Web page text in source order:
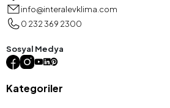
info@interalevklima.com
0 232 369 2300
Sosyal Medya
Kategoriler